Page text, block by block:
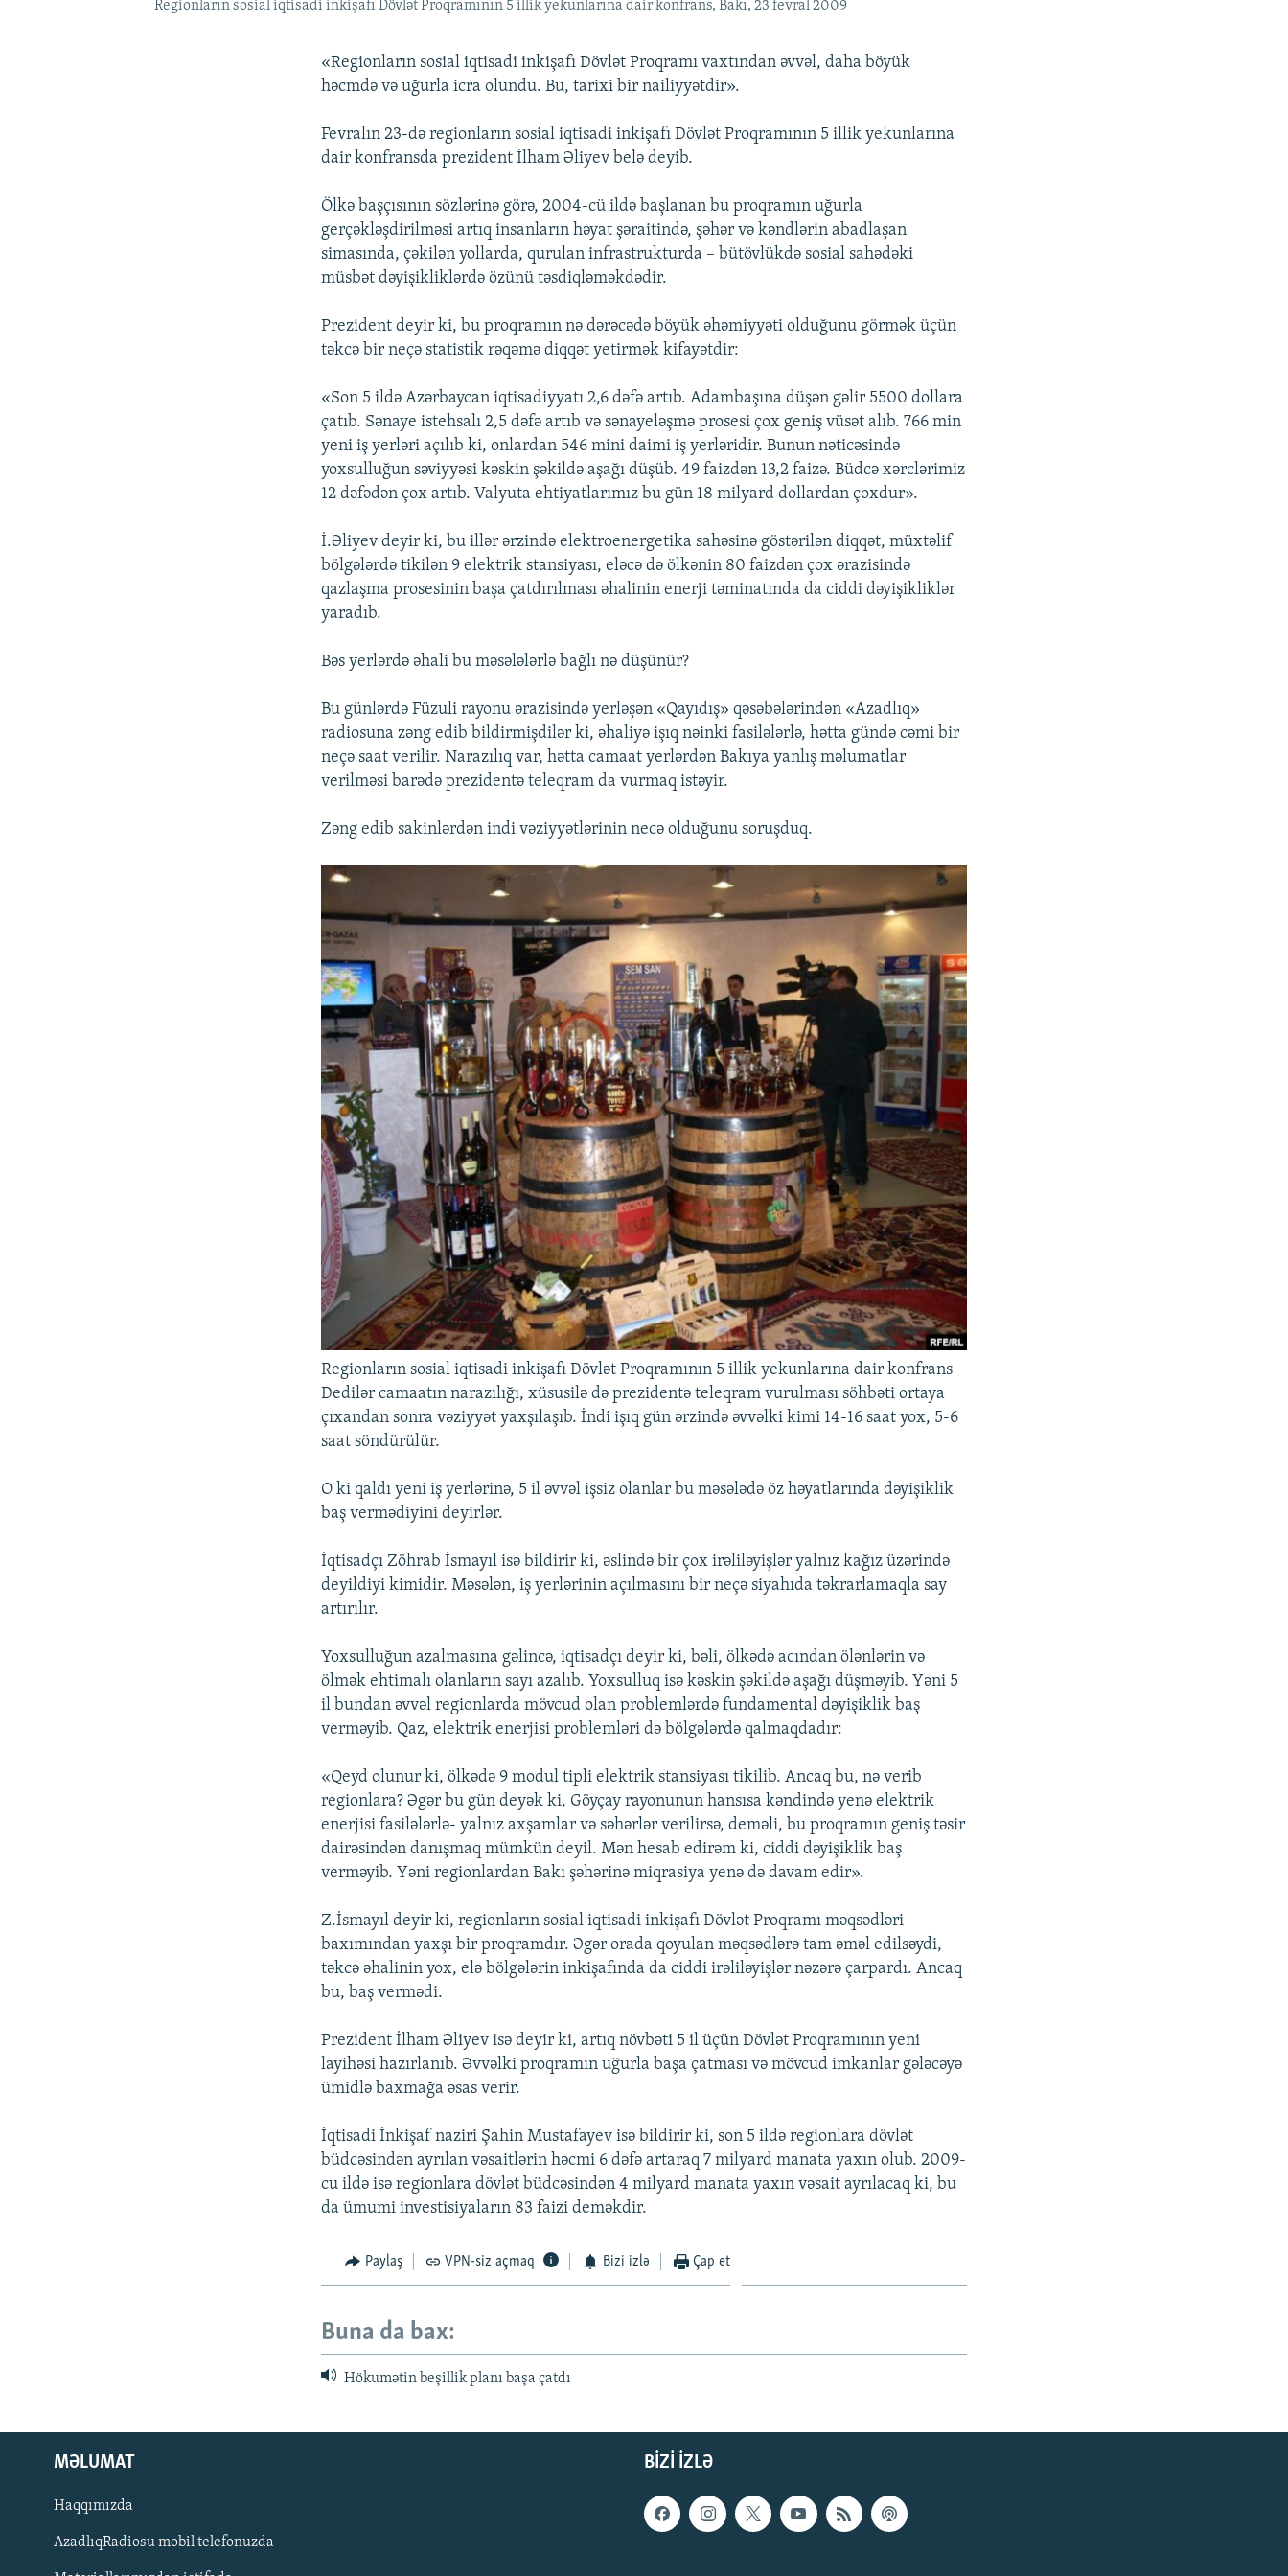
Regionların sosial iqtisadi inkişafı Dövlət Proqramının 5 illik yekunlarına dair konfrans, Bakı, 23 fevral 2009
«Regionların sosial iqtisadi inkişafı Dövlət Proqramı vaxtından əvvəl, daha böyük
həcmdə və uğurla icra olundu. Bu, tarixi bir nailiyyətdir».
Fevralın 23-də regionların sosial iqtisadi inkişafı Dövlət Proqramının 5 illik yekunlarına
dair konfransda prezident İlham Əliyev belə deyib.
Ölkə başçısının sözlərinə görə, 2004-cü ildə başlanan bu proqramın uğurla
gerçəkləşdirilməsi artıq insanların həyat şəraitində, şəhər və kəndlərin abadlaşan
simasında, çəkilən yollarda, qurulan infrastrukturda – bütövlükdə sosial sahədəki
müsbət dəyişikliklərdə özünü təsdiqləməkdədir.
Prezident deyir ki, bu proqramın nə dərəcədə böyük əhəmiyyəti olduğunu görmək üçün
təkcə bir neçə statistik rəqəmə diqqət yetirmək kifayətdir:
«Son 5 ildə Azərbaycan iqtisadiyyatı 2,6 dəfə artıb. Adambaşına düşən gəlir 5500 dollara
çatıb. Sənaye istehsalı 2,5 dəfə artıb və sənayeləşmə prosesi çox geniş vüsət alıb. 766 min
yeni iş yerləri açılıb ki, onlardan 546 mini daimi iş yerləridir. Bunun nəticəsində
yoxsulluğun səviyyəsi kəskin şəkildə aşağı düşüb. 49 faizdən 13,2 faizə. Büdcə xərclərimiz
12 dəfədən çox artıb. Valyuta ehtiyatlarımız bu gün 18 milyard dollardan çoxdur».
İ.Əliyev deyir ki, bu illər ərzində elektroenergetika sahəsinə göstərilən diqqət, müxtəlif
bölgələrdə tikilən 9 elektrik stansiyası, eləcə də ölkənin 80 faizdən çox ərazisində
qazlaşma prosesinin başa çatdırılması əhalinin enerji təminatında da ciddi dəyişikliklər
yaradıb.
Bəs yerlərdə əhali bu məsələlərlə bağlı nə düşünür?
Bu günlərdə Füzuli rayonu ərazisində yerləşən «Qayıdış» qəsəbələrindən «Azadlıq»
radiosuna zəng edib bildirmişdilər ki, əhaliyə işıq nəinki fasilələrlə, hətta gündə cəmi bir
neçə saat verilir. Narazılıq var, hətta camaat yerlərdən Bakıya yanlış məlumatlar
verilməsi barədə prezidentə teleqram da vurmaq istəyir.
Zəng edib sakinlərdən indi vəziyyətlərinin necə olduğunu soruşduq.
Regionların sosial iqtisadi inkişafı Dövlət Proqramının 5 illik yekunlarına dair konfrans
Dedilər camaatın narazılığı, xüsusilə də prezidentə teleqram vurulması söhbəti ortaya
çıxandan sonra vəziyyət yaxşılaşıb. İndi işıq gün ərzində əvvəlki kimi 14-16 saat yox, 5-6
saat söndürülür.
O ki qaldı yeni iş yerlərinə, 5 il əvvəl işsiz olanlar bu məsələdə öz həyatlarında dəyişiklik
baş vermədiyini deyirlər.
İqtisadçı Zöhrab İsmayıl isə bildirir ki, əslində bir çox irəliləyişlər yalnız kağız üzərində
deyildiyi kimidir. Məsələn, iş yerlərinin açılmasını bir neçə siyahıda təkrarlamaqla say
artırılır.
Yoxsulluğun azalmasına gəlincə, iqtisadçı deyir ki, bəli, ölkədə acından ölənlərin və
ölmək ehtimalı olanların sayı azalıb. Yoxsulluq isə kəskin şəkildə aşağı düşməyib. Yəni 5
il bundan əvvəl regionlarda mövcud olan problemlərdə fundamental dəyişiklik baş
verməyib. Qaz, elektrik enerjisi problemləri də bölgələrdə qalmaqdadır:
«Qeyd olunur ki, ölkədə 9 modul tipli elektrik stansiyası tikilib. Ancaq bu, nə verib
regionlara? Əgər bu gün deyək ki, Göyçay rayonunun hansısa kəndində yenə elektrik
enerjisi fasilələrlə- yalnız axşamlar və səhərlər verilirsə, deməli, bu proqramın geniş təsir
dairəsindən danışmaq mümkün deyil. Mən hesab edirəm ki, ciddi dəyişiklik baş
verməyib. Yəni regionlardan Bakı şəhərinə miqrasiya yenə də davam edir».
Z.İsmayıl deyir ki, regionların sosial iqtisadi inkişafı Dövlət Proqramı məqsədləri
baxımından yaxşı bir proqramdır. Əgər orada qoyulan məqsədlərə tam əməl edilsəydi,
təkcə əhalinin yox, elə bölgələrin inkişafında da ciddi irəliləyişlər nəzərə çarpardı. Ancaq
bu, baş vermədi.
Prezident İlham Əliyev isə deyir ki, artıq növbəti 5 il üçün Dövlət Proqramının yeni
layihəsi hazırlanıb. Əvvəlki proqramın uğurla başa çatması və mövcud imkanlar gələcəyə
ümidlə baxmağa əsas verir.
İqtisadi İnkişaf naziri Şahin Mustafayev isə bildirir ki, son 5 ildə regionlara dövlət
büdcəsindən ayrılan vəsaitlərin həcmi 6 dəfə artaraq 7 milyard manata yaxın olub. 2009-
cu ildə isə regionlara dövlət büdcəsindən 4 milyard manata yaxın vəsait ayrılacaq ki, bu
da ümumi investisiyaların 83 faizi deməkdir.
Paylaş VPN-siz açmaq Bizi izlə Çap et
Buna da bax:
Hökumətin beşillik planı başa çatdı
BIZI IZLƏ
MƏLUMAT
Haqqımızda
AzadlıqRadiosu mobil telefonuzda